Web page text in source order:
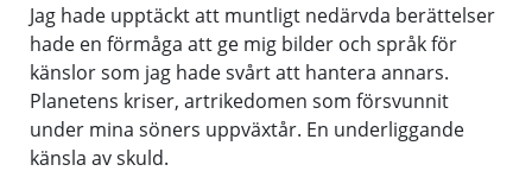
Jag hade upptäckt att muntligt nedärvda berättelser
hade en förmåga att ge mig bilder och språk för
känslor som jag hade svårt att hantera annars.
Planetens kriser, artrikedomen som försvunnit
under mina söners uppväxtår. En underliggande
känsla av skuld.